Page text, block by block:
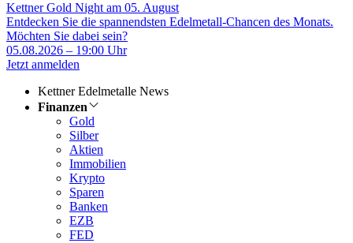
Kettner Gold Night am 05. August
Entdecken Sie die spannendsten Edelmetall-Chancen des Monats.
Möchten Sie dabei sein?
05.08.2026 – 19:00 Uhr
Jetzt anmelden
Kettner Edelmetalle News
Finanzen
Gold
Silber
Aktien
Immobilien
Krypto
Sparen
Banken
EZB
FED